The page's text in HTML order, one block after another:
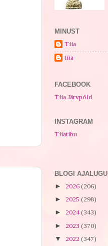
MINUST
Tiia
tiia
FACEBOOK
Tiia Järvpõld
INSTAGRAM
Tiiatibu
BLOGI AJALUGU
► 2026 (206)
► 2025 (298)
► 2024(343)
► 2023 (370)
▼ 2022 (347)